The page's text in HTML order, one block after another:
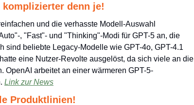
komplizierter denn je!
und die verhasste Modell-Auswahl
, "Fast"- und "Thinking"-Modi für GPT-5 an, die
sind beliebte Legacy-Modelle wie GPT-4o, GPT-4.1
eine Nutzer-Revolte ausgelöst, da sich viele an die
OpenAI arbeitet an einer wärmeren GPT-5-
Link zur News
Produktlinien!